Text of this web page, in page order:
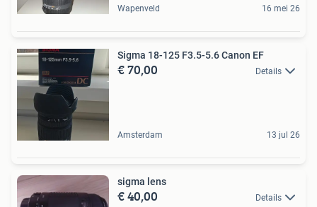
Wapenveld 16 mei 26
Sigma 18-125 F3.5-5.6 Canon EF
€ 70,00 Details
Amsterdam 13 jul 26
sigma lens
€ 40,00 Details